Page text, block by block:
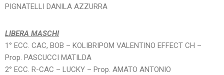
PIGNATELLI DANILA AZZURRA
LIBERA MASCHI
1° ECC. CAC, BOB – KOLIBRIPOM VALENTINO EFFECT CH –
Prop. PASCUCCI MATILDA
2° ECC. R-CAC – LUCKY – Prop. AMATO ANTONIO